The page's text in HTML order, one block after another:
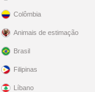
Colômbia
Animais de estimação
Brasil
Filipinas
Líbano